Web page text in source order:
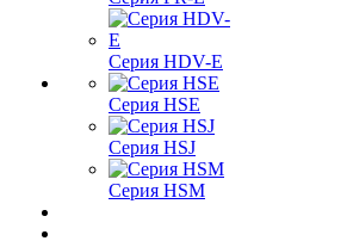
Серия HDV-E
Серия HSE
Серия HSJ
Серия HSM